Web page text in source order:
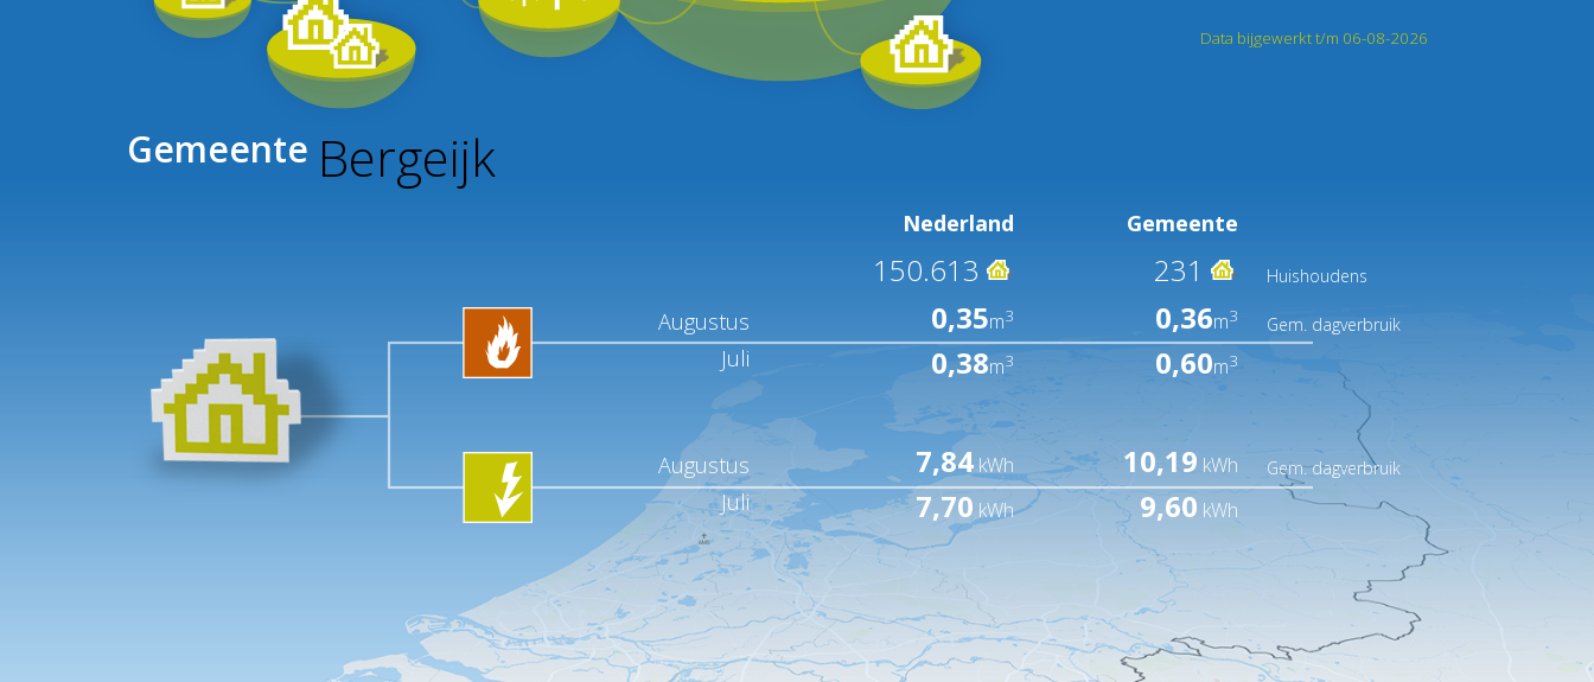
Data bijgewerkt t/m 06-08-2026
Gemeente Bergeijk
Nederland Gemeente
150.613 231 Huishoudens
Augustus 0,35m3 0,36m3 Gem. dagverbruik
Juli 0,38m3 0,60m3
Augustus 7,84 kWh 10,19 kWh Gem. dagverbruik
Juli 7,70 kWh 9,60 kWh